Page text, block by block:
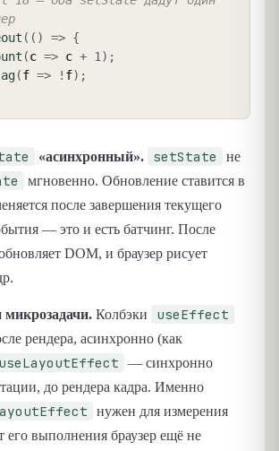
( ( ) => {
(c => c + 1 ) ;
(f => ! f) ;
«асинхронный». setState
не
мгновенно. Обновление ставится в
после завершения текущего
— это и есть батчинг. После
DOM, и браузер рисует
микрозадачи. Колбэки useEffect
рендера, асинхронно (как
useLayoutEffect
— синхронно
до рендера кадра. Именно
нужен для измерения
выполнения браузер ещё не